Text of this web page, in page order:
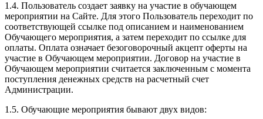
1.4. Пользователь создает заявку на участие в обучающем
мероприятии на Сайте. Для этого Пользователь переходит по
соответствующей ссылке под описанием и наименованием
Обучающего мероприятия, а затем переходит по ссылке для
оплаты. Оплата означает безоговорочный акцепт оферты на
участие в Обучающем мероприятии. Договор на участие в
Обучающем мероприятии считается заключенным с момента
поступления денежных средств на расчетный счет
Администрации.
1.5. Обучающие мероприятия бывают двух видов: